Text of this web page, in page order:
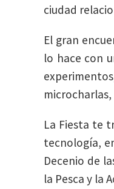
ciudad
El gran
lo hace con
La Fiesta te
tecnología,
Decenio de
la Pesca y la